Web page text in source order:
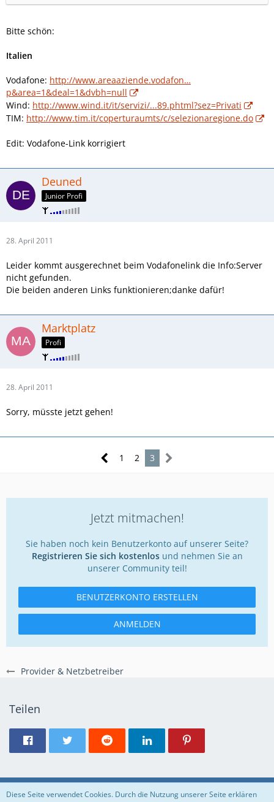
Provider & Netzbetreiber
Bitte schön:
Italien
Vodafone: http://www.areaaziende.vodafon…
p&area=1&deal=1&dvbh=null
Wind: http://www.wind.it/it/servizi/...89.phtml?sez=Privati
TIM: http://www.tim.it/coperturaumts/c/selezionaregione.do
Edit: Vodafone-Link korrigiert
Deuned
Junior Profi
28. April 2011
Leider kommt ausgerechnet beim Vodafonelink die Info:Server
nicht gefunden.
Die beiden anderen Links funktionieren;danke dafür!
Marktplatz
Profi
28. April 2011
Sorry, müsste jetzt gehen!
1 2 3
Jetzt mitmachen!
Sie haben noch kein Benutzerkonto auf unserer Seite?
Registrieren Sie sich kostenlosund nehmen Sie an
unserer Community teil!
BENUTZERKONTO ERSTELLEN
ANMELDEN
Teilen
Regeln Datenschutzerklärung Impressum
Diese Seite verwendet Cookies. Durch die Nutzung unserer Seite erklären